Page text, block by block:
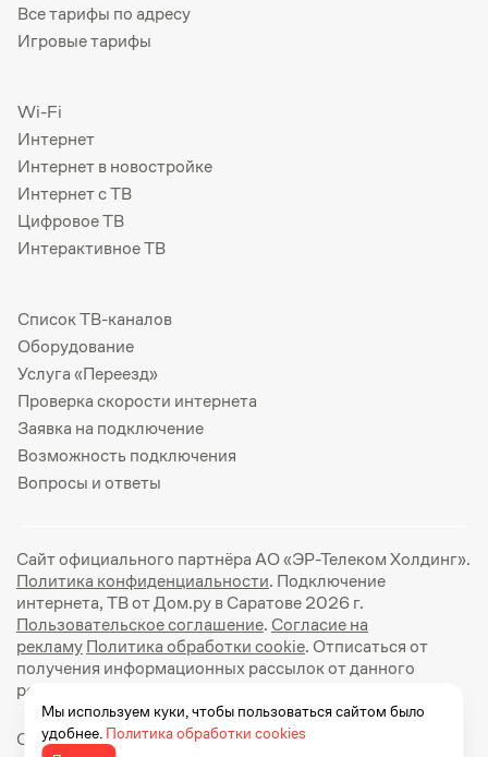
Все тарифы по адресу
Игровые тарифы
Wi-Fi
Интернет
Интернет в новостройке
Интернет с ТВ
Цифровое ТВ
Интерактивное ТВ
Список ТВ-каналов
Оборудование
Услуга «Переезд»
Проверка скорости интернета
Заявка на подключение
Возможность подключения
Вопросы и ответы
Сайт официального партнёра АО «ЭР-Телеком Холдинг».
Политика конфиденциальности. Подключение
интернета, ТВ от Дом.ру в Саратове 2026 г.
Пользовательское соглашение. Согласие на
рекламуПолитика обработки cookie. Отписаться от
получения информационных рассылок от данного
ресурса можно на
Официальный сайт Дом.ру: https://dom.ru
Мы используем куки, чтобы пользоваться сайтом было
удобнее. Политика обработки cookies